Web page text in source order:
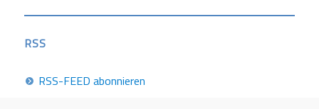
RSS
RSS-FEED abonnieren